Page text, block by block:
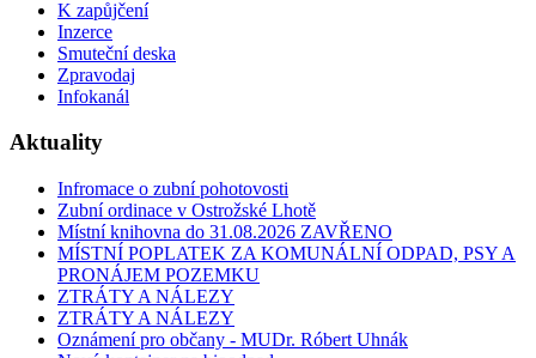
K zapůjčení
Inzerce
Smuteční deska
Zpravodaj
Infokanál
Aktuality
Infromace o zubní pohotovosti
Zubní ordinace v Ostrožské Lhotě
Místní knihovna do 31.08.2026 ZAVŘENO
MÍSTNÍ POPLATEK ZA KOMUNÁLNÍ ODPAD, PSY A
PRONÁJEM POZEMKU
ZTRÁTY A NÁLEZY
ZTRÁTY A NÁLEZY
Oznámení pro občany - MUDr. Róbert Uhnák